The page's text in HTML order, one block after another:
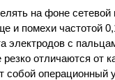
на фоне
и помехи частотой
электродов с
отличаются от
собой операционный